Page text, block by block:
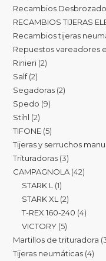
Recambios
RECAMBIOS TIJERAS
Recambios tijeras
Repuestos vareadores
Rinieri 2
Salf 2
Segadoras 2
Spedo 9
Stihl 2
TIFONE 5
Tijeras y serruchos
Trituradoras 3
CAMPAGNOLA 42
STARK L
1
STARK XL
2
T-REX 160-240 4
VICTORY 5
Martillos de trituradora
Tijeras neumáticas 4